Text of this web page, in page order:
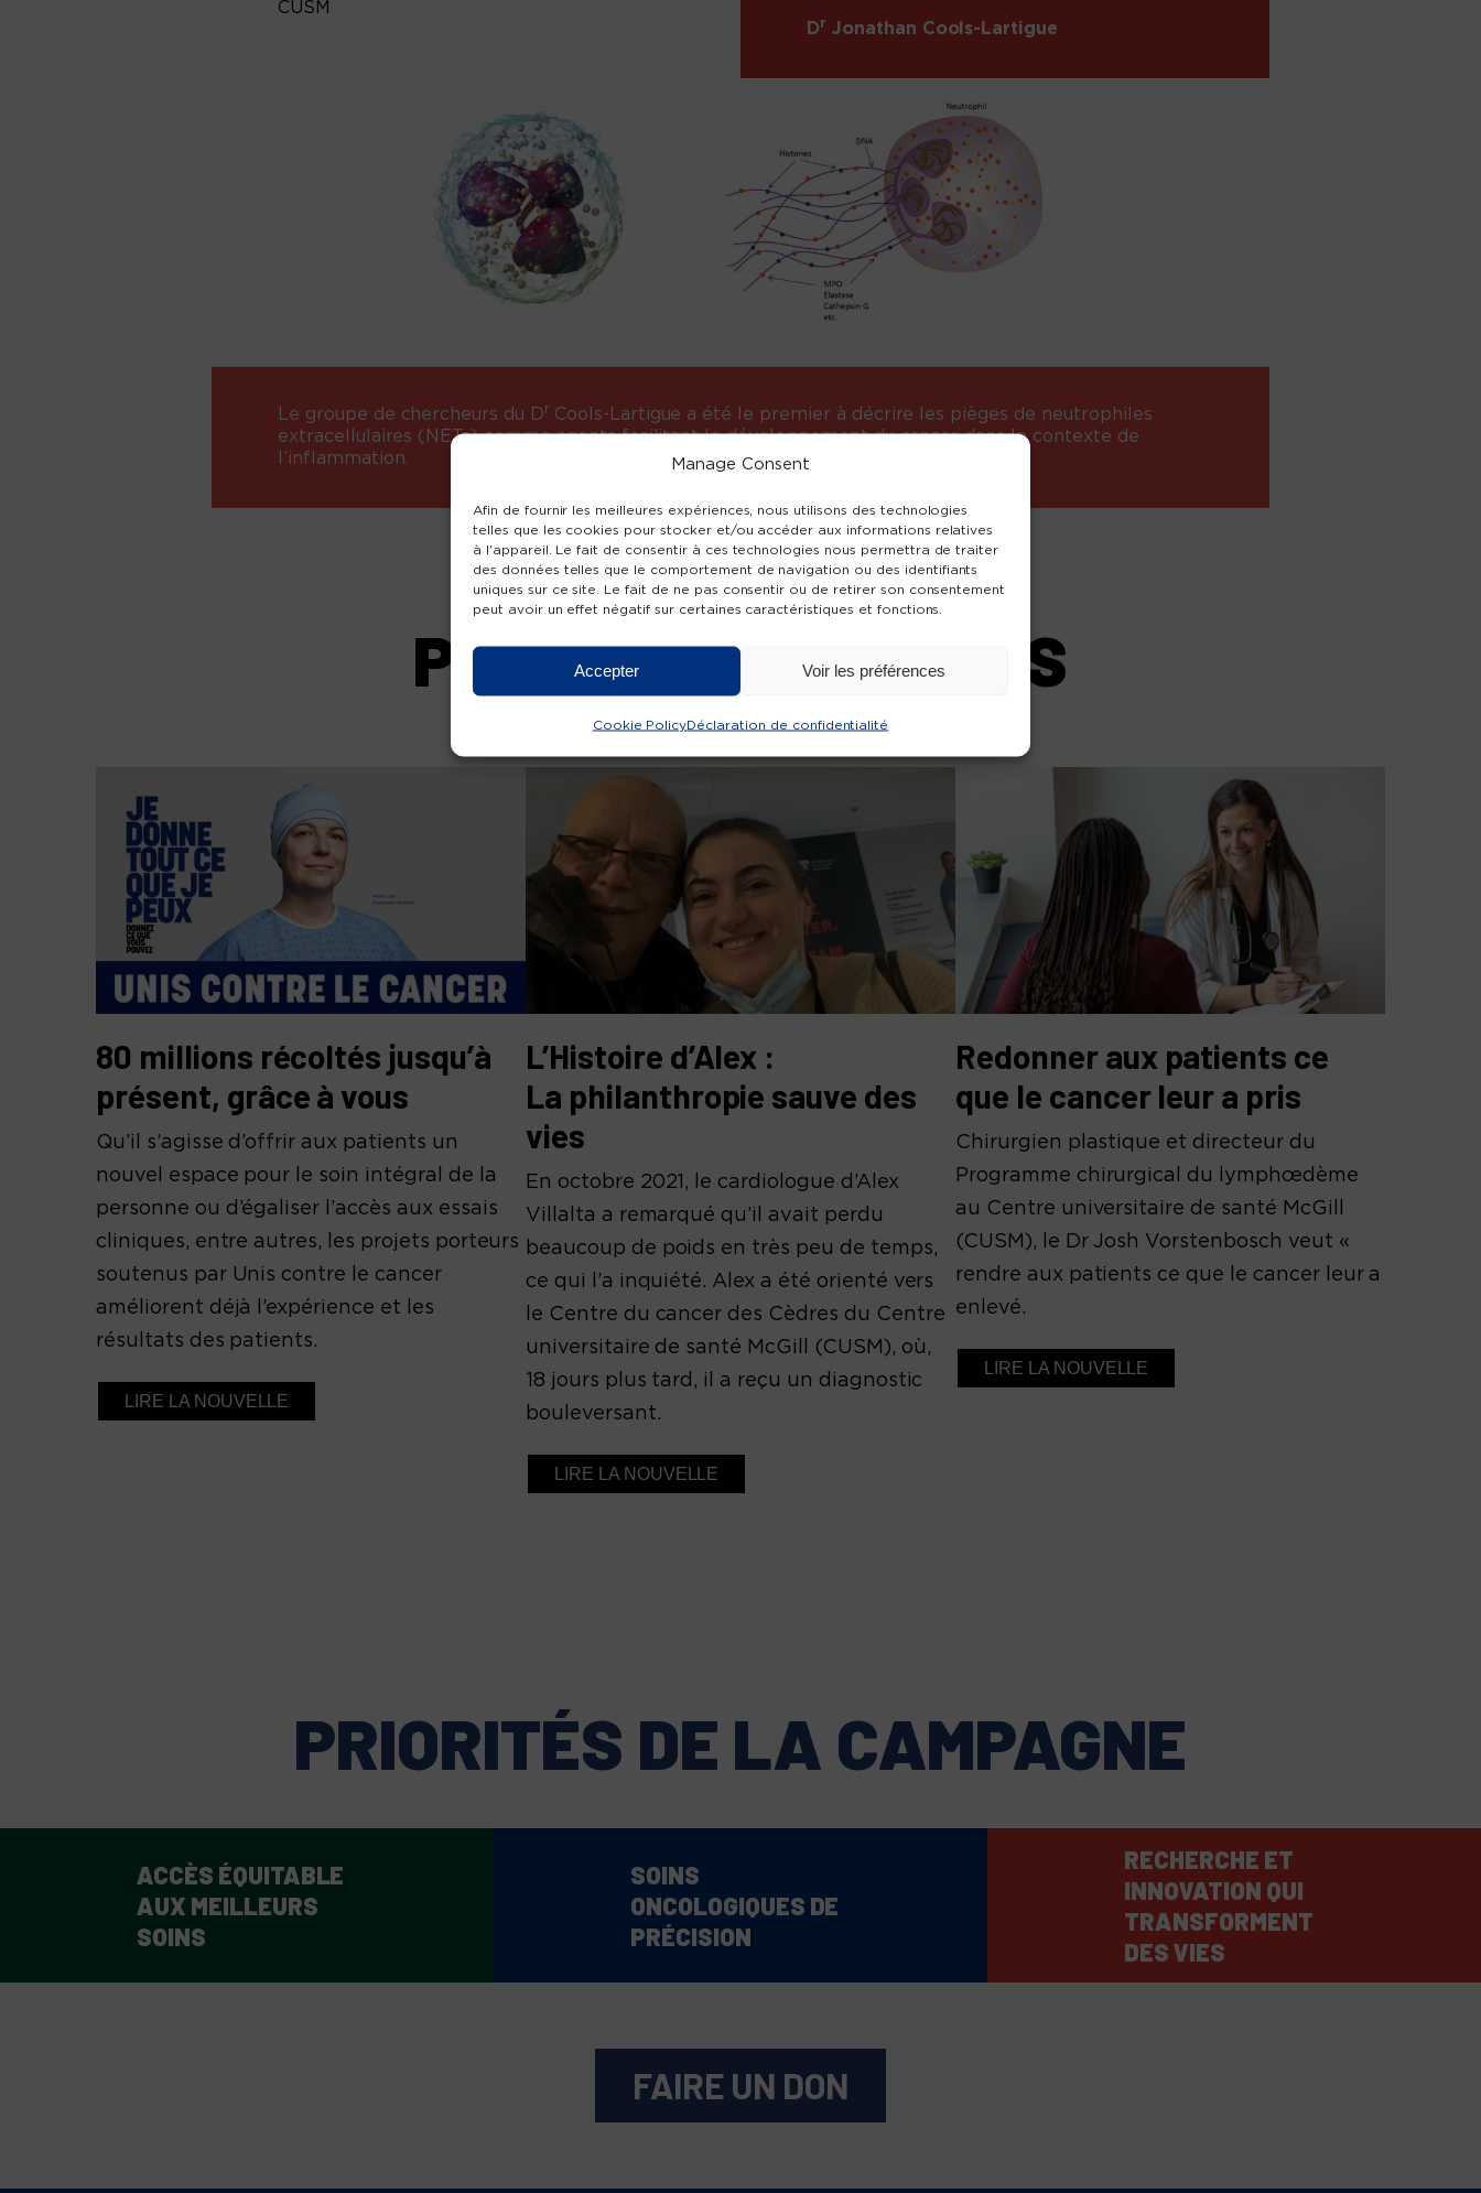
Manage Consent
Afin de fournir les meilleures expériences, nous utilisons des technologies
telles que les cookies pour stocker et/ou accéder aux informations relatives
à l'appareil. Le fait de consentir à ces technologies nous permettra de traiter
des données telles que le comportement de navigation ou des identifiants
uniques sur ce site. Le fait de ne pas consentir ou de retirer son consentement
peut avoir un effet négatif sur certaines caractéristiques et fonctions.
Accepter Voir les préférences
Cookie PolicyDéclaration de confidentialité
CUSM
Dr Jonathan Cools-Lartigue
Le groupe de chercheurs du Dr Cools-Lartigue a été le premier à décrire les pièges de neutrophiles
extracellulaires (NETs) comme agents facilitant le développement du cancer dans le contexte de
l’inflammation.
PLUS DE NOUVELLES
80 millions récoltés jusqu’à
présent, grâce à vous
Qu’il s’agisse d’offrir aux patients un
nouvel espace pour le soin intégral de la
personne ou d’égaliser l’accès aux essais
cliniques, entre autres, les projets porteurs
soutenus par Unis contre le cancer
améliorent déjà l’expérience et les
résultats des patients.
LIRE LA NOUVELLE
L’Histoire d’Alex :
La philanthropie sauve des
vies
En octobre 2021, le cardiologue d’Alex
Villalta a remarqué qu’il avait perdu
beaucoup de poids en très peu de temps,
ce qui l’a inquiété. Alex a été orienté vers
le Centre du cancer des Cèdres du Centre
universitaire de santé McGill (CUSM), où,
18 jours plus tard, il a reçu un diagnostic
bouleversant.
LIRE LA NOUVELLE
Redonner aux patients ce
que le cancer leur a pris
Chirurgien plastique et directeur du
Programme chirurgical du lymphœdème
au Centre universitaire de santé McGill
(CUSM), le Dr Josh Vorstenbosch veut «
rendre aux patients ce que le cancer leur a
enlevé.
LIRE LA NOUVELLE
PRIORITÉS DE LA CAMPAGNE
ACCÈS ÉQUITABLE
AUX MEILLEURS
SOINS
SOINS
ONCOLOGIQUES DE
PRÉCISION
RECHERCHE ET
INNOVATION QUI
TRANSFORMENT
DES VIES
FAIRE UN DON